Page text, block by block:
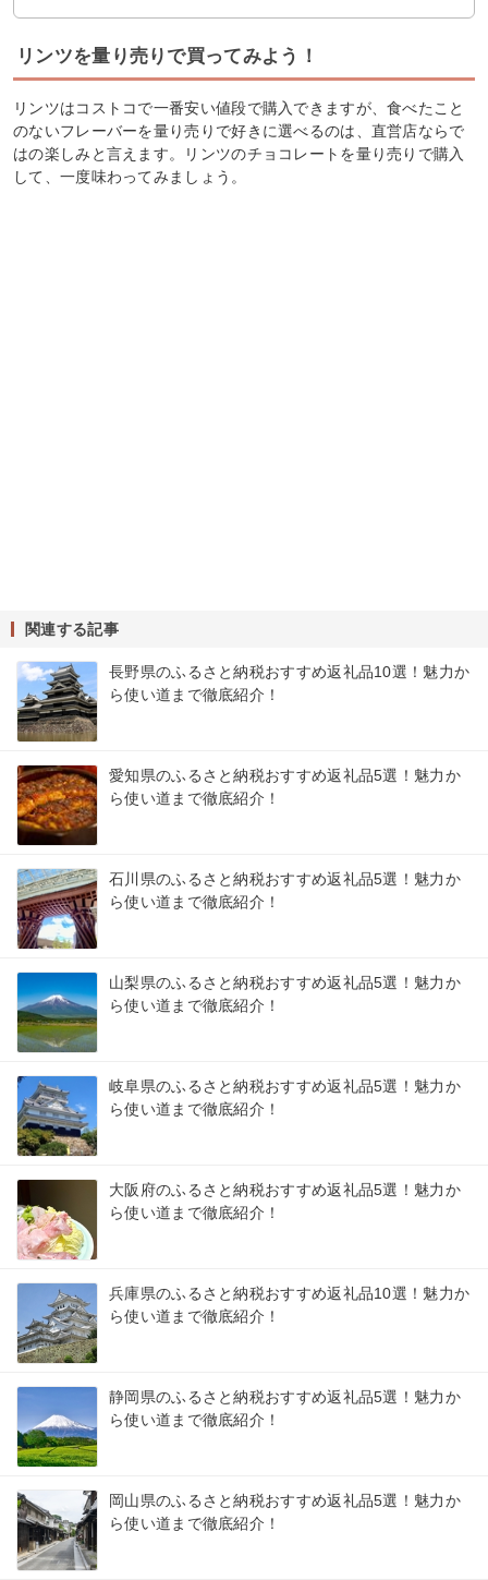
リンツを量り売りで買ってみよう！
リンツはコストコで一番安い値段で購入できますが、食べたこと
のないフレーバーを量り売りで好きに選べるのは、直営店ならで
はの楽しみと言えます。リンツのチョコレートを量り売りで購入
して、一度味わってみましょう。
関連する記事
長野県のふるさと納税おすすめ返礼品10選！魅力か
ら使い道まで徹底紹介！
愛知県のふるさと納税おすすめ返礼品5選！魅力か
ら使い道まで徹底紹介！
石川県のふるさと納税おすすめ返礼品5選！魅力か
ら使い道まで徹底紹介！
山梨県のふるさと納税おすすめ返礼品5選！魅力か
ら使い道まで徹底紹介！
岐阜県のふるさと納税おすすめ返礼品5選！魅力か
ら使い道まで徹底紹介！
大阪府のふるさと納税おすすめ返礼品5選！魅力か
ら使い道まで徹底紹介！
兵庫県のふるさと納税おすすめ返礼品10選！魅力か
ら使い道まで徹底紹介！
静岡県のふるさと納税おすすめ返礼品5選！魅力か
ら使い道まで徹底紹介！
岡山県のふるさと納税おすすめ返礼品5選！魅力か
ら使い道まで徹底紹介！